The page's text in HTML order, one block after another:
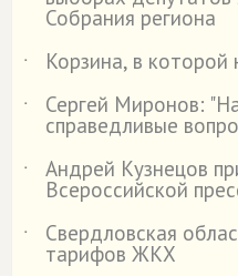
Собрания региона
˙
Корзина, в
˙
Сергей Миронов:
справедливые
˙
Андрей Кузнецов
Всероссийской
˙
Свердловская
тарифов ЖКХ